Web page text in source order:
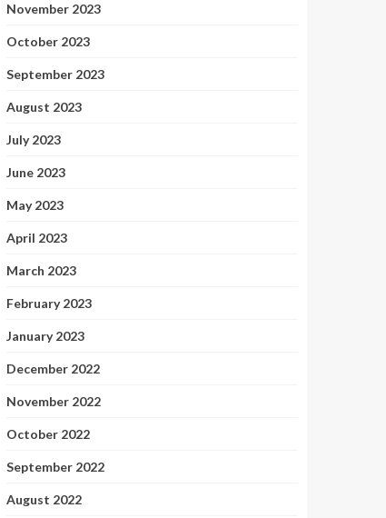
November 2023
October 2023
September 2023
August 2023
July 2023
June 2023
May 2023
April 2023
March 2023
February 2023
January 2023
December 2022
November 2022
October 2022
September 2022
August 2022